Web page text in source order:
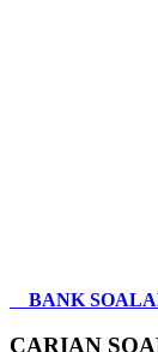
BANK
CARIAN